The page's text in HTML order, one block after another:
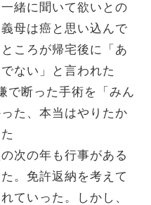
緒に聞いて欲いとの
母は癌と思い込んで
ころが帰宅後に「あ
ない」と言われた
で断った手術を「みん
た、本当はやりたか
次の年も行事がある
。免許返納を考えて
ていった。しかし、